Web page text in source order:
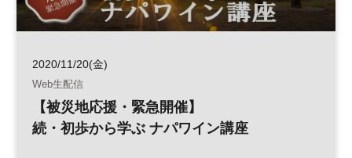
2020/11/20(金)
Web生配信
【被災地応援・緊急開催】
続・初歩から学ぶ ナパワイン講座